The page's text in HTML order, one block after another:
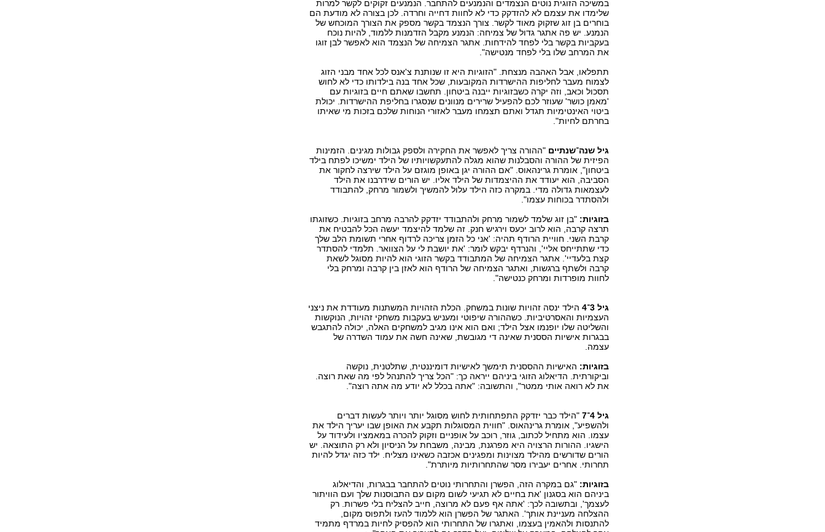
במשיכה הזוגית נוטים הנצמדים והנמנעים להתחבר. הנמנעים זקוקים לקשר למרות
שלימדו את עצמם לא להזדקק כדי לא לחוות דחייה וחרדה. לכן בצורה לא מודעת הם
בוחרים בן זוג שזקוק מאוד לקשר. צורך הנצמד בקשר מספק את הצורך המוכחש של
הנמנע. יש פה אתגר גדול של צמיחה: הנמנע מקבל הזדמנות ללמוד, להיות נוכח
בעקביות בקשר בלי לפחד להידחות. אתגר הצמיחה של הנצמד הוא לאפשר לבן זוגו
את המרחב שלו בלי לפחד מנטישה".
תתפלאו, אבל האהבה מנצחת. "הזוגיות היא זו שנותנת צ'אנס לכל אחד מבני הזוג
לצמוח מעבר לחליפות ההישרדות המקובעות, שכל אחד בנה בילדותו כדי לא לחוש
תסכול וכאב, וזה יקרה כשבזוגיות ייבנה ביטחון. תחשבו שאתם חיים בזוגיות עם
'מאמן כושר' שעוזר לכם להפעיל שרירים מנוונים שנסגרו בחליפת ההישרדות. יכולת
ביטוי האינטימיות תגדל ואתם תצמחו מעבר לאזורי הנוחות שלכם בזכות מי שאיתו
בחרתם לחיות".
גיל שנה־שנתיים "ההורה צריך לאפשר את החקירה ולספק גבולות מגינים. הזמינות
הפיזית של ההורה והסבלנות שהוא מגלה להתעקשויותיו של הילד ימשיכו לפתח בילד
ביטחון", אומרת גרינהאוס. "אם ההורה יגן באופן מוגזם על הילד שירצה לחקור את
הסביבה, הוא יעודד את ההיצמדות של הילד אליו. יש הורים שידרבנו את הילד
לעצמאות גדולה מדי. במקרה כזה הילד עלול להמשיך ולשמור מרחק, להתבודד
ולהסתדר בכוחות עצמו".
בזוגיות: "בן זוג שלמד לשמור מרחק ולהתבודד יזדקק להרבה מרחב בזוגיות. כשזוגתו
תרצה קרבה, הוא לרוב יכעס וירגיש חנק. זה שלמד להיצמד יעשה הכל להבטיח את
קרבת השני. חוויית הרודף תהיה: 'אני כל הזמן צריכה לרדוף אחרי תשומת הלב שלך
כדי שתתייחס אליי', והנרדף יבקש לומר: 'את יושבת לי על הצוואר. תלמדי להסתדר
קצת בלעדיי'. אתגר הצמיחה של המתבודד בקשר הזוגי הוא להיות מסוגל לשאת
קרבה ולשתף ברגשות, ואתגר הצמיחה של הרודף הוא לאזן בין קרבה ומרחק בלי
לחוות מופרדות ומרחק כנטישה".
גיל 3־4
הילד ינסה זהויות שונות במשחק. הכלת הזהויות המשתנות מעודדת את ניצני
העצמיות והאסרטיביות. כשההורה שיפוטי ומעניש בעקבות משחקי זהויות, הנוקשות
והשליטה שלו יופנמו אצל הילד; ואם הוא אינו מגיב למשחקים האלה, יכולה להתגבש
בבגרות אישיות הססנית שאינה די מגובשת, שאינה חשה את עמוד השדרה של
עצמה.
בזוגיות: האישיות ההססנית תימשך לאישיות דומיננטית, שתלטנית, נוקשה
וביקורתית. הדיאלוג הזוגי ביניהם ייראה כך: "הכל צריך להתנהל לפי מה שאת רוצה.
את לא רואה אותי ממטר", והתשובה: "אתה בכלל לא יודע מה אתה רוצה".
גיל 4־7
"הילד כבר יזדקק התפתחותית לחוש מסוגל יותר ויותר לעשות דברים
ולהשפיע", אומרת גרינהאוס. "חווית המסוגלות תקבע את האופן שבו יעריך הילד את
עצמו. הוא מתחיל לכתוב, גוזר, רוכב על אופניים וזקוק להכרה במאמציו ולעידוד על
הישגיו. ההורות הרצויה היא מפרגנת, מבינה, משבחת על הניסיון ולא רק התוצאה. יש
הורים שדורשים מהילד מצוינות ומפגינים אכזבה כשאינו מצליח. ילד כזה יגדל להיות
תחרותי. אחרים יעבירו מסר שהתחרותיות מיותרת".
בזוגיות: "גם במקרה הזה, הפשרן והתחרותי נוטים להתחבר בבגרות, והדיאלוג
ביניהם הוא בסגנון 'את בחיים לא תגיעי לשום מקום עם התבוסנות שלך ועם הוויתור
לעצמך', ובתשובה לכך: 'אתה אף פעם לא מרוצה, חייב להצליח בלי פשרות. רק
ההצלחה מעניינת אותך'. האתגר של הפשרן הוא ללמוד להעז ולתפוס מקום,
להתנסות ולהאמין בעצמו, ואתגרו של התחרותי הוא להפסיק לחיות במרדף מתמיד